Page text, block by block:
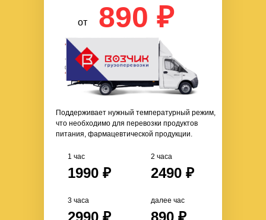
890 ₽
от
1990 ₽ 2490 ₽
2 часа
2990 ₽
3 часа
890 ₽
далее час
1 час
Поддерживает нужный температурный режим,
что необходимо для перевозки продуктов
питания, фармацевтической продукции.